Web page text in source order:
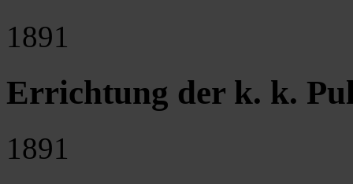
1891
Errichtung der k. k.
1891